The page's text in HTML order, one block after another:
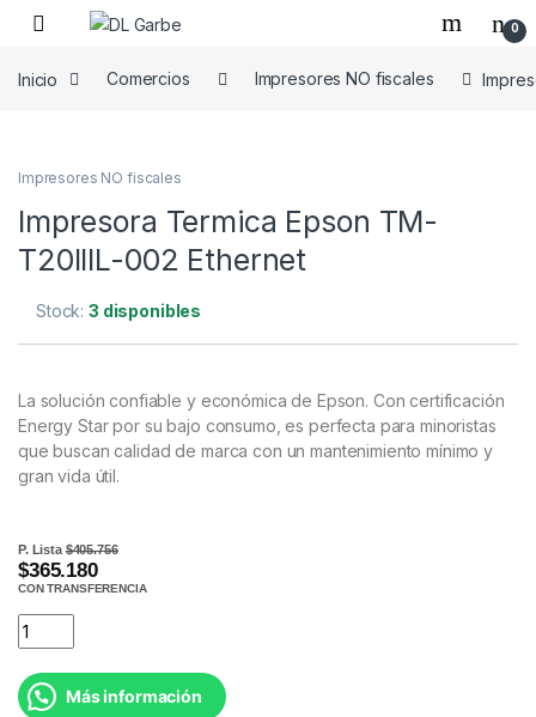
0
Inicio Comercios Impresores NO fiscales
Impresores NO fiscales
Impresora Termica Epson TM-
T20IIIL-002 Ethernet
Stock:3 disponibles
La solución confiable y económica de Epson. Con certificación
Energy Star por su bajo consumo, es perfecta para minoristas
que buscan calidad de marca con un mantenimiento mínimo y
gran vida útil.
P. Lista$405.756
$365.180
CON TRANSFERENCIA
Más información